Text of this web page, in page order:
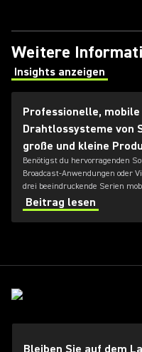
Weitere
Insights anzeigen
(Opens in a new tab)
Professionelle, mobile
Drahtlossysteme von
große und kleine
Benötigst du hervorragenden
Broadcast-Anwendungen oder
drei beeindruckende Serien
für Produktionen jeder Größe.
mobilen Drahtlossysteme
Digital einmal genauer an.
Beitrag lesen
Bleiben Sie auf dem